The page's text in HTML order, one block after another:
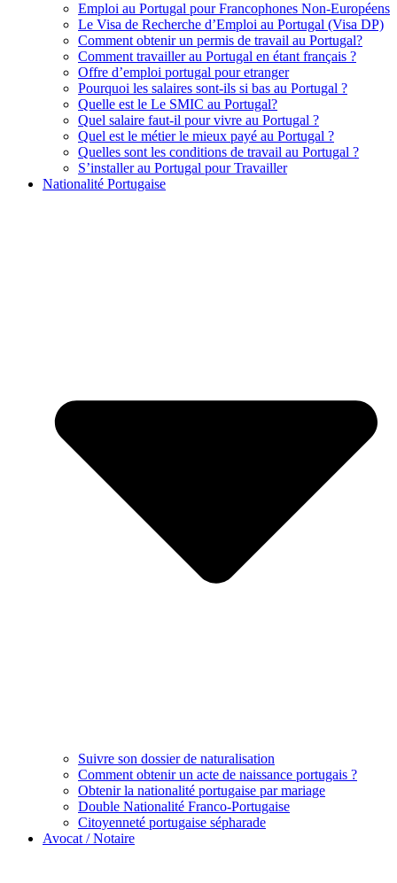
Emploi au Portugal pour Francophones Non-Européens
Le Visa de Recherche d’Emploi au Portugal (Visa DP)
Comment obtenir un permis de travail au Portugal?
Comment travailler au Portugal en étant français ?
Offre d’emploi portugal pour etranger
Pourquoi les salaires sont-ils si bas au Portugal ?
Quelle est le Le SMIC au Portugal?
Quel salaire faut-il pour vivre au Portugal ?
Quel est le métier le mieux payé au Portugal ?
Quelles sont les conditions de travail au Portugal ?
S’installer au Portugal pour Travailler
Nationalité Portugaise
Suivre son dossier de naturalisation
Comment obtenir un acte de naissance portugais ?
Obtenir la nationalité portugaise par mariage
Double Nationalité Franco-Portugaise
Citoyenneté portugaise sépharade
Avocat / Notaire